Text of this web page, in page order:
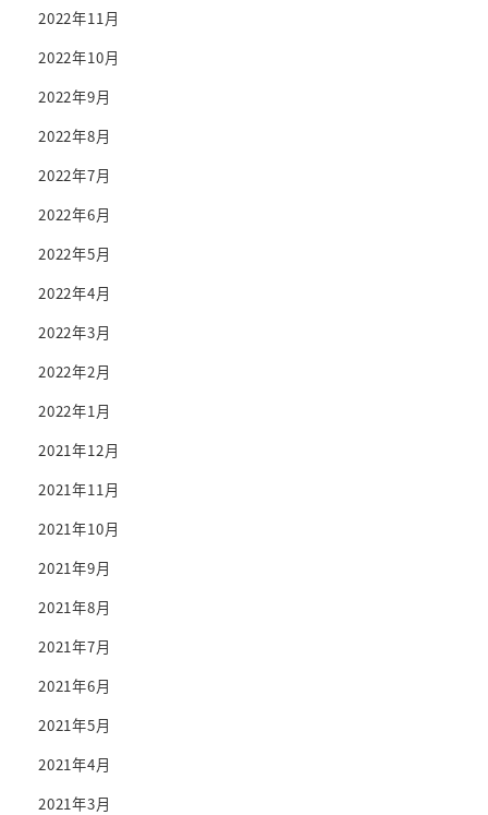
2022年11月
2022年10月
2022年9月
2022年8月
2022年7月
2022年6月
2022年5月
2022年4月
2022年3月
2022年2月
2022年1月
2021年12月
2021年11月
2021年10月
2021年9月
2021年8月
2021年7月
2021年6月
2021年5月
2021年4月
2021年3月